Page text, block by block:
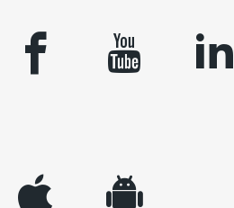
facebook youtube linkedin
appleinc android